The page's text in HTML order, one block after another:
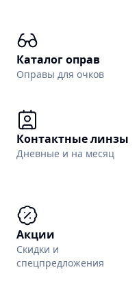
Каталог оправ
Оправы для очков
Контактные линзы
Дневные и на месяц
Акции
Скидки и
спецпредложения